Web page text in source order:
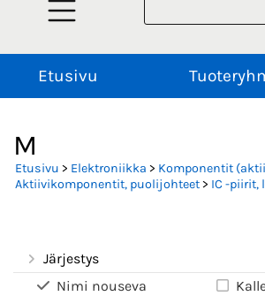
Etusivu
M
Etusivu > Elektroniikka > Komponentit
Aktiivikomponentit, puolijohteet> IC -piirit,
Järjestys
Nimi nouseva